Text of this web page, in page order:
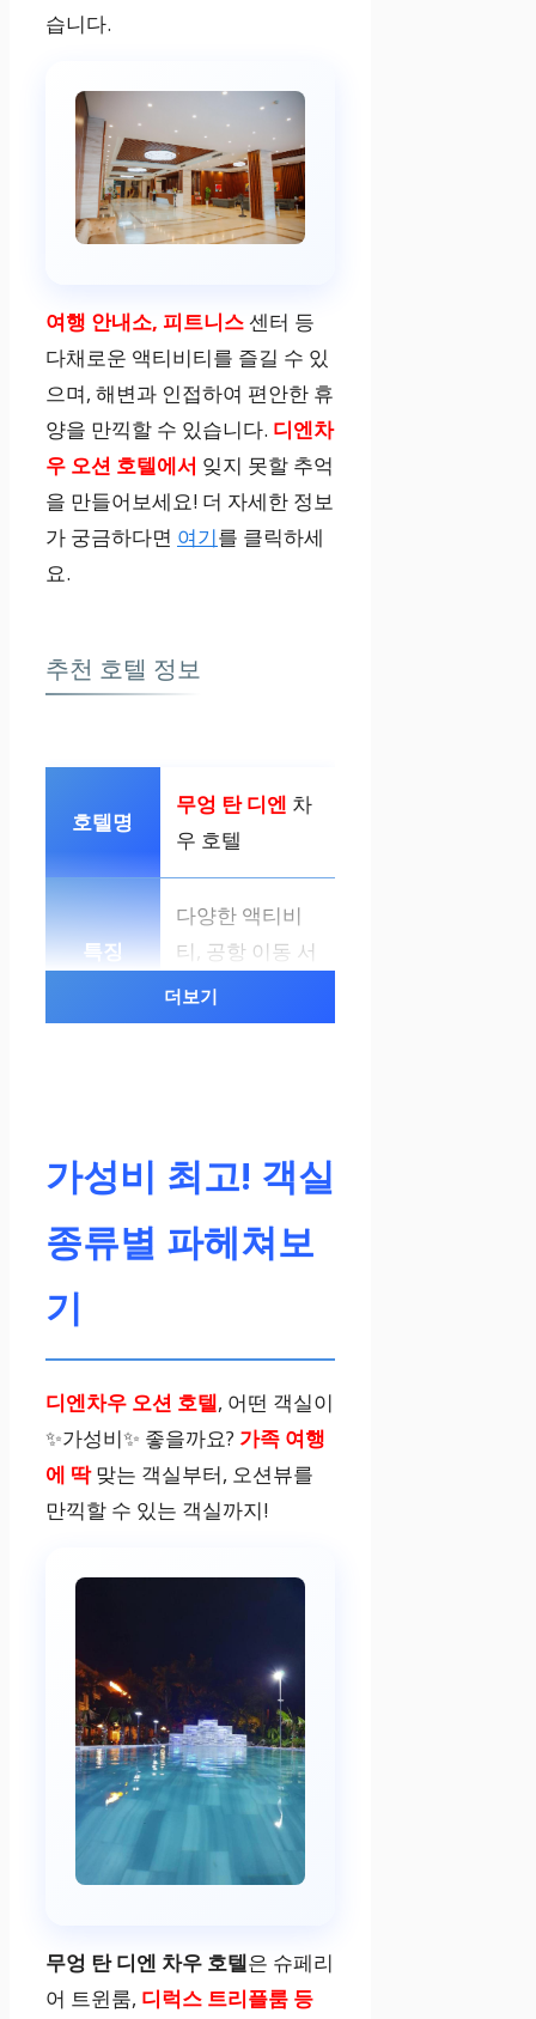
습니다.
여행 안내소, 피트니스센터 등
다채로운 액티비티를 즐길 수 있
으며, 해변과 인접하여 편안한 휴
양을 만끽할 수 있습니다. 디엔차
우 오션 호텔에서 잊지 못할 추억
을 만들어보세요! 더 자세한 정보
가 궁금하다면 여기를 클릭하세
요.
추천 호텔 정보
무엉 탄 디엔 차
우 호텔
다양한 액티비
티, 공항 이동 서
비스 제공
무료 주차, 무료
Wi-Fi, 다양한
액티비티
더보기
가성비 최고! 객실
종류별 파헤쳐보
기
디엔차우 오션 호텔, 어떤 객실이
✨가성비✨ 좋을까요? 가족 여행
에 딱맞는 객실부터, 오션뷰를
만끽할 수 있는 객실까지!
무엉 탄 디엔 차우 호텔은 슈페리
어 트윈룸, 디럭스 트리플룸 등